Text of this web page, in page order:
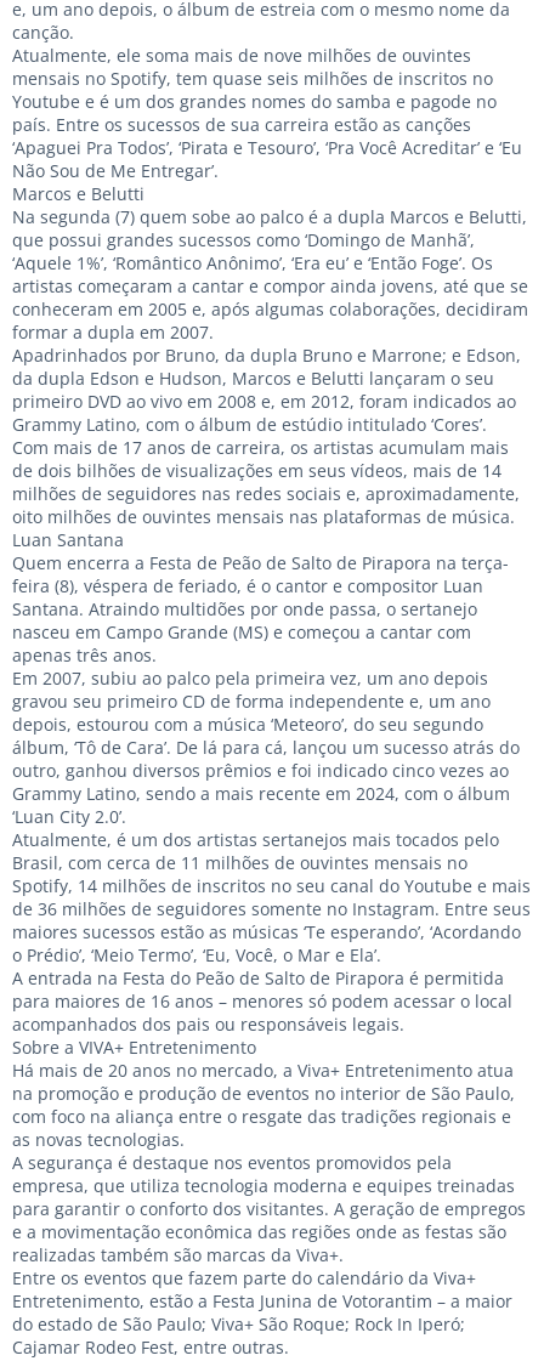
e, um ano depois, o álbum de estreia com o mesmo nome da
canção.
Atualmente, ele soma mais de nove milhões de ouvintes
mensais no Spotify, tem quase seis milhões de inscritos no
Youtube e é um dos grandes nomes do samba e pagode no
país. Entre os sucessos de sua carreira estão as canções
‘Apaguei Pra Todos’, ‘Pirata e Tesouro’, ‘Pra Você Acreditar’ e ‘Eu
Não Sou de Me Entregar’.
Marcos e Belutti
Na segunda (7) quem sobe ao palco é a dupla Marcos e Belutti,
que possui grandes sucessos como ‘Domingo de Manhã’,
‘Aquele 1%’, ‘Romântico Anônimo’, ‘Era eu’ e ‘Então Foge’. Os
artistas começaram a cantar e compor ainda jovens, até que se
conheceram em 2005 e, após algumas colaborações, decidiram
formar a dupla em 2007.
Apadrinhados por Bruno, da dupla Bruno e Marrone; e Edson,
da dupla Edson e Hudson, Marcos e Belutti lançaram o seu
primeiro DVD ao vivo em 2008 e, em 2012, foram indicados ao
Grammy Latino, com o álbum de estúdio intitulado ‘Cores’.
Com mais de 17 anos de carreira, os artistas acumulam mais
de dois bilhões de visualizações em seus vídeos, mais de 14
milhões de seguidores nas redes sociais e, aproximadamente,
oito milhões de ouvintes mensais nas plataformas de música.
Luan Santana
Quem encerra a Festa de Peão de Salto de Pirapora na terça-
feira (8), véspera de feriado, é o cantor e compositor Luan
Santana. Atraindo multidões por onde passa, o sertanejo
nasceu em Campo Grande (MS) e começou a cantar com
apenas três anos.
Em 2007, subiu ao palco pela primeira vez, um ano depois
gravou seu primeiro CD de forma independente e, um ano
depois, estourou com a música ‘Meteoro’, do seu segundo
álbum, ‘Tô de Cara’. De lá para cá, lançou um sucesso atrás do
outro, ganhou diversos prêmios e foi indicado cinco vezes ao
Grammy Latino, sendo a mais recente em 2024, com o álbum
‘Luan City 2.0’.
Atualmente, é um dos artistas sertanejos mais tocados pelo
Brasil, com cerca de 11 milhões de ouvintes mensais no
Spotify, 14 milhões de inscritos no seu canal do Youtube e mais
de 36 milhões de seguidores somente no Instagram. Entre seus
maiores sucessos estão as músicas ‘Te esperando’, ‘Acordando
o Prédio’, ‘Meio Termo’, ‘Eu, Você, o Mar e Ela’.
A entrada na Festa do Peão de Salto de Pirapora é permitida
para maiores de 16 anos – menores só podem acessar o local
acompanhados dos pais ou responsáveis legais.
Sobre a VIVA+ Entretenimento
Há mais de 20 anos no mercado, a Viva+ Entretenimento atua
na promoção e produção de eventos no interior de São Paulo,
com foco na aliança entre o resgate das tradições regionais e
as novas tecnologias.
A segurança é destaque nos eventos promovidos pela
empresa, que utiliza tecnologia moderna e equipes treinadas
para garantir o conforto dos visitantes. A geração de empregos
e a movimentação econômica das regiões onde as festas são
realizadas também são marcas da Viva+.
Entre os eventos que fazem parte do calendário da Viva+
Entretenimento, estão a Festa Junina de Votorantim – a maior
do estado de São Paulo; Viva+ São Roque; Rock In Iperó;
Cajamar Rodeo Fest, entre outras.